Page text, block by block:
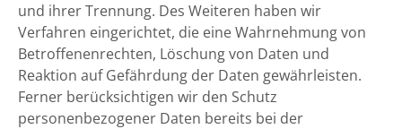
und ihrer Trennung. Des Weiteren haben wir
Verfahren eingerichtet, die eine Wahrnehmung von
Betroffenenrechten, Löschung von Daten und
Reaktion auf Gefährdung der Daten gewährleisten.
Ferner berücksichtigen wir den Schutz
personenbezogener Daten bereits bei der